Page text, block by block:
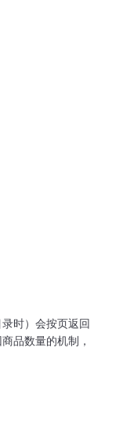
时）会按页返回
品数量的机制，